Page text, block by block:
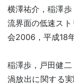
横澤祐介，稲澤
流界面の低速ス
会2006，平成18
稲澤歩，戸田健
渦放出に関する